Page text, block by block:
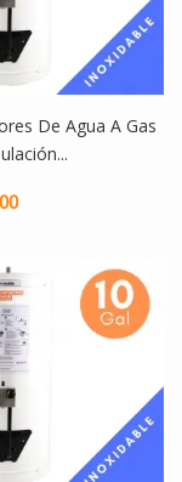
De Agua A Gas